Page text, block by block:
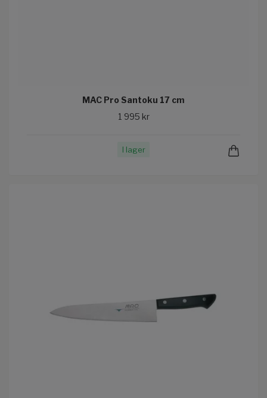
MAC Pro Santoku 17 cm
1 995 kr
I lager